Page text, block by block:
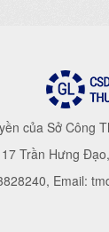
của Sở Công
Trần Hưng
Email: